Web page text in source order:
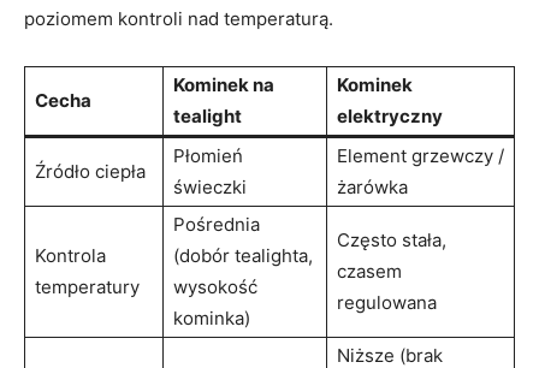
poziomem kontroli nad temperaturą.
Cecha
Kominek na
tealight
Kominek
elektryczny
Źródło ciepła
Płomień
świeczki
Element grzewczy /
żarówka
Kontrola
temperatury
Pośrednia
(dobór tealighta,
wysokość
kominka)
Często stała,
czasem
regulowana
Niższe (brak